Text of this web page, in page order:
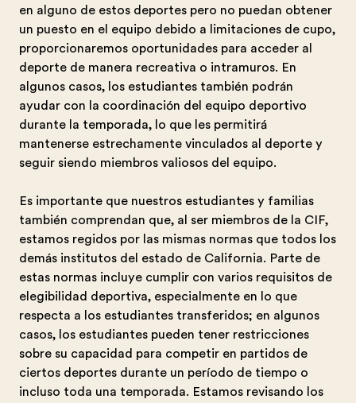
en alguno de estos deportes pero no puedan obtener
un puesto en el equipo debido a limitaciones de cupo,
proporcionaremos oportunidades para acceder al
deporte de manera recreativa o intramuros. En
algunos casos, los estudiantes también podrán
ayudar con la coordinación del equipo deportivo
durante la temporada, lo que les permitirá
mantenerse estrechamente vinculados al deporte y
seguir siendo miembros valiosos del equipo.
Es importante que nuestros estudiantes y familias
también comprendan que, al ser miembros de la CIF,
estamos regidos por las mismas normas que todos los
demás institutos del estado de California. Parte de
estas normas incluye cumplir con varios requisitos de
elegibilidad deportiva, especialmente en lo que
respecta a los estudiantes transferidos; en algunos
casos, los estudiantes pueden tener restricciones
sobre su capacidad para competir en partidos de
ciertos deportes durante un período de tiempo o
incluso toda una temporada. Estamos revisando los